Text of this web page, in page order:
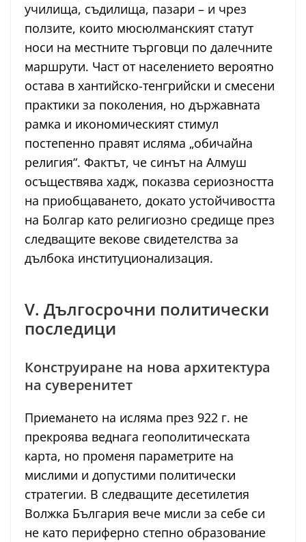
училища, съдилища, пазари – и чрез
ползите, които мюсюлманският статут
носи на местните търговци по далечните
маршрути. Част от населението вероятно
остава в хантийско-тенгрийски и смесени
практики за поколения, но държавната
рамка и икономическият стимул
постепенно правят исляма „обичайна
религия“. Фактът, че синът на Алмуш
осъществява хадж, показва сериозността
на приобщаването, докато устойчивостта
на Болгар като религиозно средище през
следващите векове свидетелства за
дълбока институционализация.
V. Дългосрочни политически
последици
Конструиране на нова архитектура
на суверенитет
Приемането на исляма през 922 г. не
прекроява веднага геополитическата
карта, но променя параметрите на
мислими и допустими политически
стратегии. В следващите десетилетия
Волжка България вече мисли за себе си
не като периферно степно образование